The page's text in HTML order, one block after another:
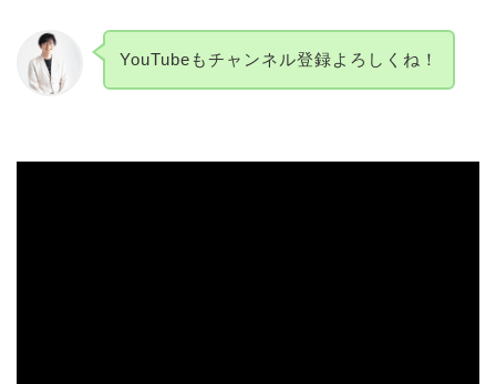
YouTubeもチャンネル登録よろしくね！